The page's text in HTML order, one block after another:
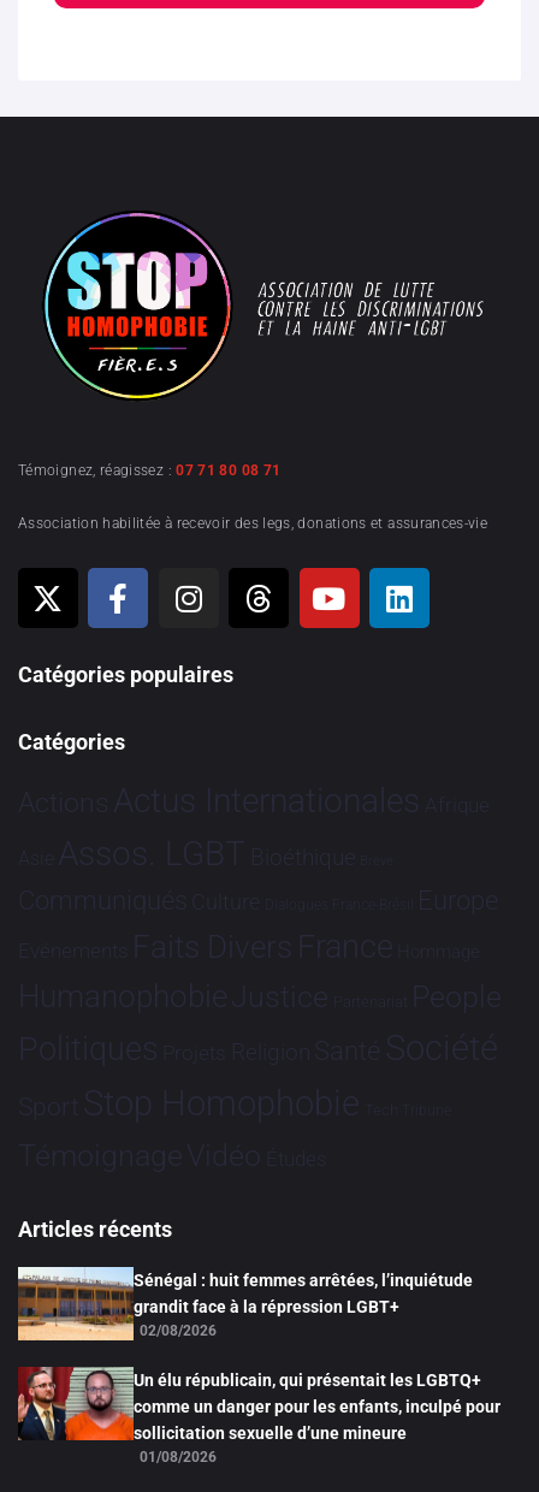
Témoignez, réagissez :07 71 80 08 71
Association habilitée à recevoir des legs, donations et assurances-vie
Catégories populaires
Catégories
Actions Actus Internationales Afrique
Asie Assos. LGBT Bioéthique Brève
Communiqués Culture Dialogues France-Brésil Europe
Evénements Faits Divers France Hommage
HumanophobieJustice Partenariat People
Politiques Projets Religion Santé Société
Sport Stop Homophobie Tech Tribune
TémoignageVidéo Études
Articles récents
Sénégal : huit femmes arrêtées, l’inquiétude
grandit face à la répression LGBT+
02/08/2026
Un élu républicain, qui présentait les LGBTQ+
comme un danger pour les enfants, inculpé pour
sollicitation sexuelle d’une mineure
01/08/2026